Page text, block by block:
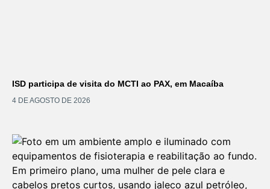
ISD participa de visita do MCTI ao PAX, em Macaíba
4 DE AGOSTO DE 2026